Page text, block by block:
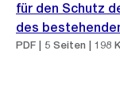
für den Schutz
des
PDF | 5 Seiten | 198